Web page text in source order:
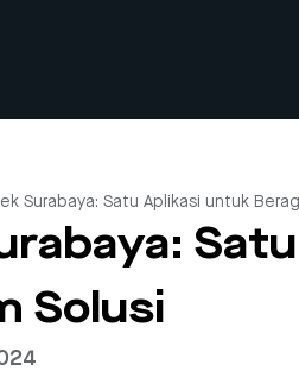
Surabaya: Satu Aplikasi untuk
Solusi